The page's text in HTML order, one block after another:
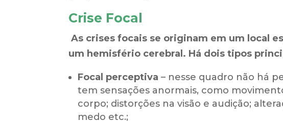
Crise Focal
As crises focais se originam em um local
um hemisfério cerebral. Há dois tipos
Focal perceptiva – nesse quadro não há
tem sensações anormais, como
corpo; distorções na visão e audição;
medo etc.;